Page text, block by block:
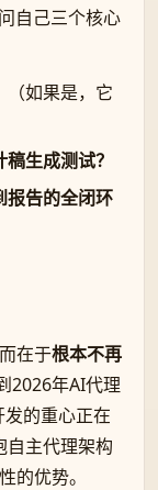
自己三个核心
（如果是，它
生成测试？
报告的全闭环
在于根本不再
2026年AI代理
的重心正在
自主代理架构
的优势。